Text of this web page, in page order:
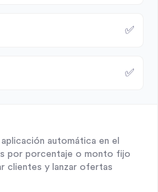
✅
✅
automática en el
por porcentaje o monto fijo
clientes y lanzar ofertas